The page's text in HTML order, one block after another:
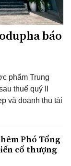
báo
phẩm Trung
thuế quý II
và doanh thu tài
Phó Tổng
cố thượng